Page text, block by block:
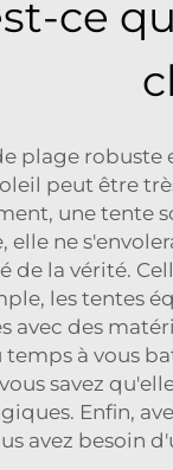
ce
plage robuste
peut être
une tente
elle ne
de la vérité.
les tentes
avec des
à vous
savez
Enfin,
avez besoin